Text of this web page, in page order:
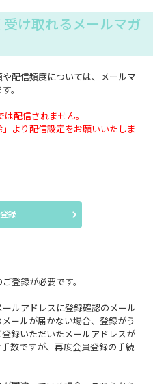
け取れるメールマガ
配信頻度については、メールマ
。
配信されません。
より配信設定をお願いいたしま
録
登録が必要です。
ルアドレスに登録確認のメール
ールが届かない場合、登録がう
録いただいたメールアドレスが
数ですが、再度会員登録の手続